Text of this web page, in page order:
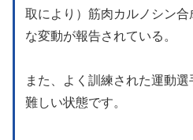
取により）筋肉カルノシン
な変動が報告されている。
また、よく訓練された運動
難しい状態です。